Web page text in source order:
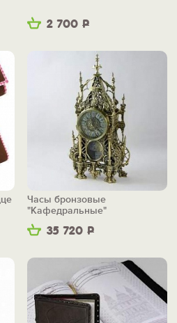
2 700 Р
35 720 Р
Часы бронзовые
"Кафедральные"